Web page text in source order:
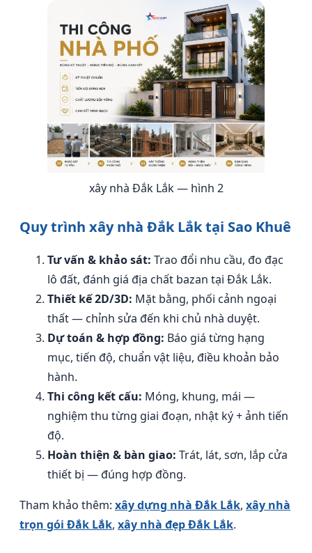
xây nhà Đắk Lắk — hình 2
Quy trình xây nhà Đắk Lắk tại Sao Khuê
Tư vấn & khảo sát: Trao đổi nhu cầu, đo đạc
lô đất, đánh giá địa chất bazan tại Đắk Lắk.
Thiết kế 2D/3D: Mặt bằng, phối cảnh ngoại
thất — chỉnh sửa đến khi chủ nhà duyệt.
Dự toán & hợp đồng: Báo giá từng hạng
mục, tiến độ, chuẩn vật liệu, điều khoản bảo
hành.
Thi công kết cấu: Móng, khung, mái —
nghiệm thu từng giai đoạn, nhật ký + ảnh tiến
độ.
Hoàn thiện & bàn giao: Trát, lát, sơn, lắp cửa
thiết bị — đúng hợp đồng.
Tham khảo thêm: xây dựng nhà Đắk Lắk, xây nhà
trọn gói Đắk Lắk, xây nhà đẹp Đắk Lắk.